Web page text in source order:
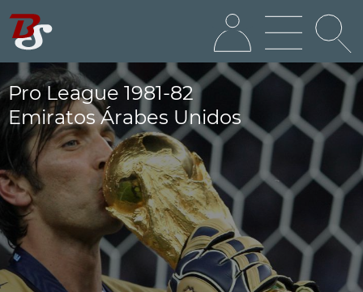
Pro League 1981-82
Emiratos Árabes Unidos